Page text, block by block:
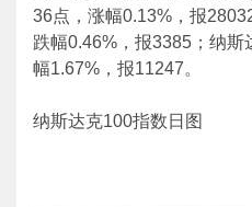
36点，涨幅0.13%，报
跌幅0.46%，报3385；纳
幅1.67%，报11247。
纳斯达克100指数日图